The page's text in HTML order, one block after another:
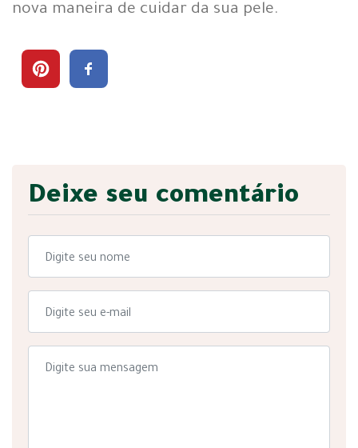
nova maneira de cuidar da sua pele.
Deixe seu comentário